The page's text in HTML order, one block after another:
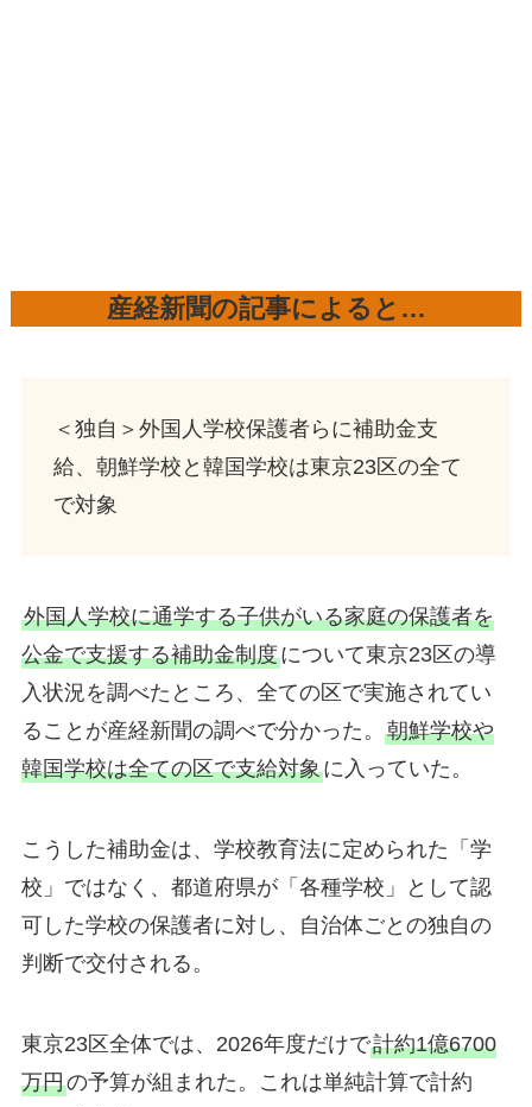
産経新聞の記事によると…
＜独自＞外国人学校保護者らに補助金支
給、朝鮮学校と韓国学校は東京23区の全て
で対象
外国人学校に通学する子供がいる家庭の保護者を
公金で支援する補助金制度について東京23区の導
入状況を調べたところ、全ての区で実施されてい
ることが産経新聞の調べで分かった。 朝鮮学校や
韓国学校は全ての区で支給対象に入っていた。
こうした補助金は、学校教育法に定められた「学
校」ではなく、都道府県が「各種学校」として認
可した学校の保護者に対し、自治体ごとの独自の
判断で交付される。
東京23区全体では、2026年度だけで計約1億6700
万円の予算が組まれた。これは単純計算で計約